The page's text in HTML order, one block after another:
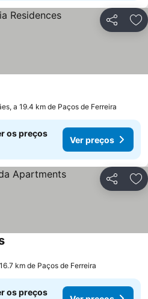
Partilhar
a 19.4 km de Paços de Ferreira
os preços
Ver preços
Partilhar
km de Paços de Ferreira
os preços